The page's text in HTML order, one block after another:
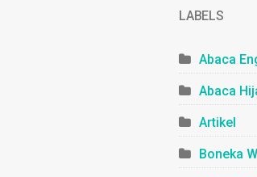
LABELS
Abaca
Abaca
Artikel
Boneka